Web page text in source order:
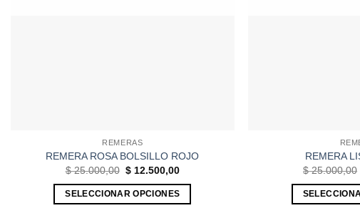
REMERAS
REMERA ROSA BOLSILLO ROJO
$25.000,00 El
original
era:
$12.500,00El
actual
es:
SELECCIONAR OPCIONES
REMERA
$25.000,00